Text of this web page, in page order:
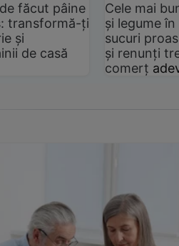
făcut pâine
transformă-ți
și
de casă
Cele mai
și legume
sucuri
și renunți
comerț